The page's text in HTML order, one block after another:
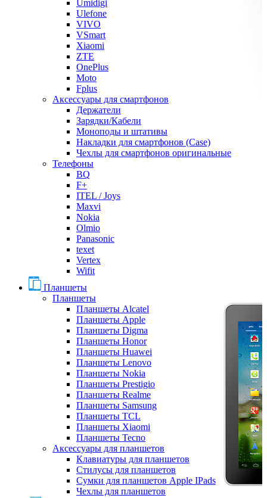
Umidigi
Ulefone
VIVO
VSmart
Xiaomi
ZTE
OnePlus
Moto
Fplus
Аксессуары для смартфонов
Держатели
Зарядки/Кабели
Моноподы и штативы
Накладки для смартфонов (Case)
Чехлы для смартфонов оригинальные
Телефоны
BQ
F+
ITEL / Joys
Maxvi
Nokia
Olmio
Panasonic
texet
Vertex
Wifit
Планшеты
Планшеты
Планшеты Alcatel
Планшеты Apple
Планшеты Digma
Планшеты Honor
Планшеты Huawei
Планшеты Lenovo
Планшеты Nokia
Планшеты Prestigio
Планшеты Realme
Планшеты Samsung
Планшеты TCL
Планшеты Xiaomi
Планшеты Tecno
Аксессуары для планшетов
Клавиатуры для планшетов
Стилусы для планшетов
Сумки для планшетов Apple IPads
Чехлы для планшетов